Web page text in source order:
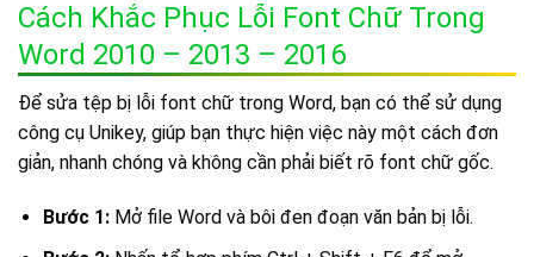
Cách Khắc Phục Lỗi Font Chữ Trong
Word 2010 – 2013 – 2016
Để sửa tệp bị lỗi font chữ trong Word, bạn có thể sử dụng
công cụ Unikey, giúp bạn thực hiện việc này một cách đơn
giản, nhanh chóng và không cần phải biết rõ font chữ gốc.
Bước 1:Mở file Word và bôi đen đoạn văn bản bị lỗi.